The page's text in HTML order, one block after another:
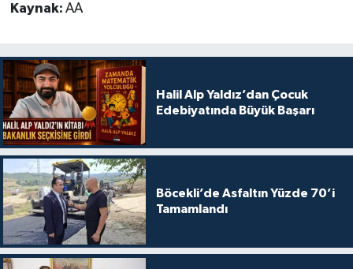
Kaynak: AA
Halil Alp Yaldız’dan Çocuk
Edebiyatında Büyük Başarı
Böcekli’de Asfaltın Yüzde 70’i
Tamamlandı